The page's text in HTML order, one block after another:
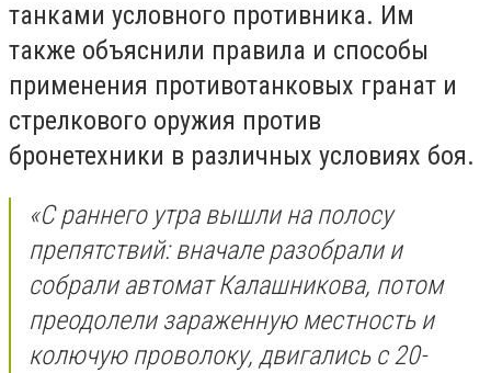
танками условного противника. Им
также объяснили правила и способы
применения противотанковых гранат и
стрелкового оружия против
бронетехники в различных условиях боя.
«С раннего утра вышли на полосу
препятствий: вначале разобрали и
собрали автомат Калашникова, потом
преодолели зараженную местность и
колючую проволоку, двигались с 20-